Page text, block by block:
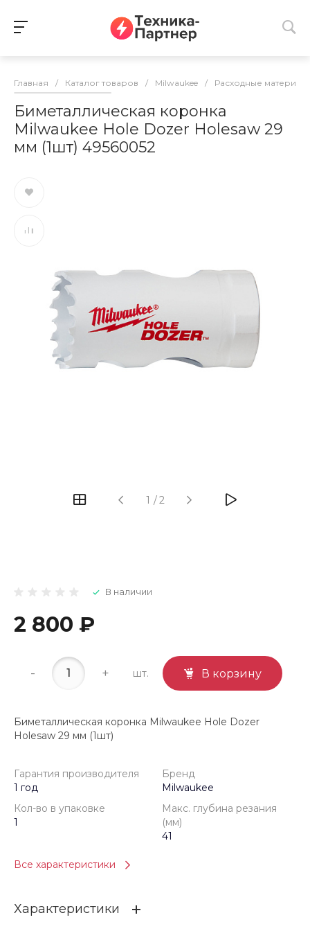
Главная / Каталог товаров / Milwaukee / Расходные
Биметаллическая коронка
Milwaukee Hole Dozer Holesaw 29
мм (1шт) 49560052
1 /2
В наличии
2 800 ₽
- + шт. В корзину
Биметаллическая коронка Milwaukee Hole Dozer
Holesaw 29 мм (1шт)
Гарантия производителя
1 год
Бренд
Milwaukee
Кол-во в упаковке
1
Макс. глубина резания
(мм)
41
Все характеристики
Характеристики